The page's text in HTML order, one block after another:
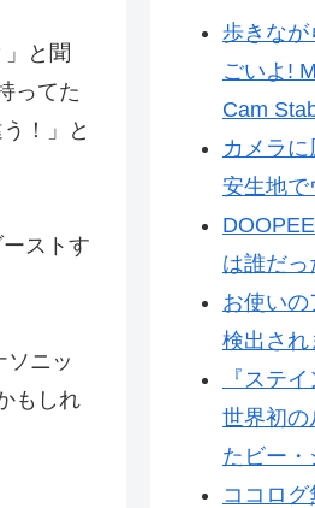
と聞
ってた
！」と
ストす
ニッ
もしれ
歩きなが
ごいよ!
Cam
カメラ
安生地で
は誰だっ
お使い
検出され
『ステ
世界初の
たビー・
ココロ